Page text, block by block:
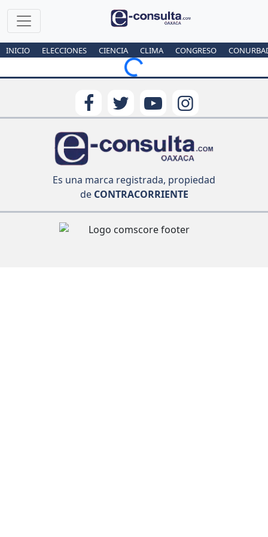
INICIO ELECCIONES CIENCIA CLIMA CONGRESO
Loading...
Es una marca registrada, propiedad
deCONTRACORRIENTE